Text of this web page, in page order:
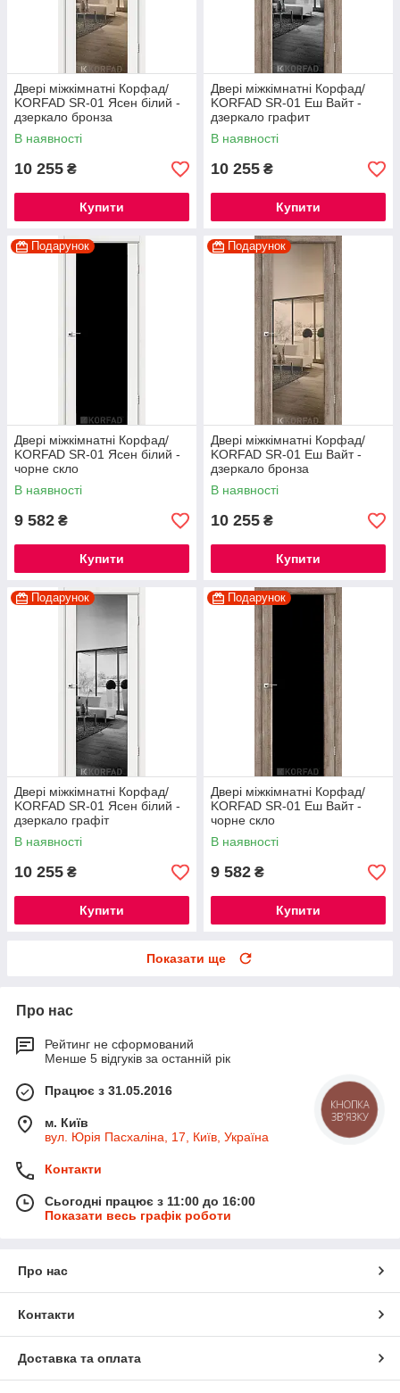
Двері міжкімнатні Корфад/
KORFAD SR-01 Ясен білий -
дзеркало бронза
В наявності
10 255 ₴
Купити
Двері міжкімнатні Корфад/
KORFAD SR-01 Еш Вайт -
дзеркало графит
В наявності
10 255 ₴
Купити
Подарунок
Двері міжкімнатні Корфад/
KORFAD SR-01 Ясен білий -
чорне скло
В наявності
9 582 ₴
Купити
Подарунок
Двері міжкімнатні Корфад/
KORFAD SR-01 Еш Вайт -
дзеркало бронза
В наявності
10 255 ₴
Купити
Подарунок
Двері міжкімнатні Корфад/
KORFAD SR-01 Ясен білий -
дзеркало графіт
В наявності
10 255 ₴
Купити
Подарунок
Двері міжкімнатні Корфад/
KORFAD SR-01 Еш Вайт -
чорне скло
В наявності
9 582 ₴
Купити
Показати ще
Про нас
Рейтинг не сформований
Менше 5 відгуків за останній рік
Працює з 31.05.2016
м. Київ
вул. Юрія Пасхаліна, 17, Київ, Україна
Контакти
Сьогодні працює з 11:00 до 16:00
Показати весь графік роботи
Про нас
Контакти
Доставка та оплата